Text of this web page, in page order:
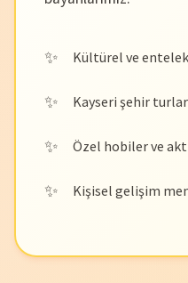
Kültürel ve
Kayseri şehir
Özel hobiler ve
Kişisel gelişim